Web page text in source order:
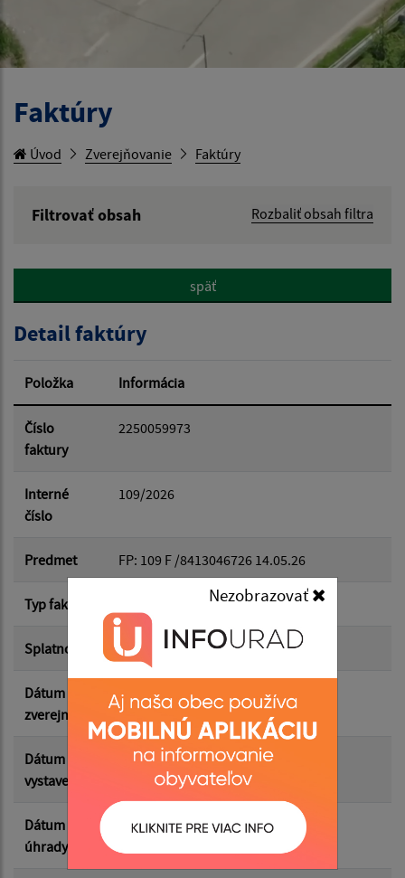
Nezobrazovať
Faktúry
Úvod Zverejňovanie Faktúry
Filtrovať obsah
Rozbaliť obsah filtra
Hľadať v:
Dátum od:
Dátum do:
Suma od:
Suma do:
Filtrovať Reset
späť
Detail faktúry
Položka Informácia
Číslo
faktury
2250059973
Interné
číslo
109/2026
Predmet FP: 109 F /8413046726 14.05.26
Typ faktúry
Splatnosť 15.05.2026
Dátum
zverejnenia
02.06.2026
Dátum
vystavenia
31.05.2026
Dátum
úhrady
14.05.2026